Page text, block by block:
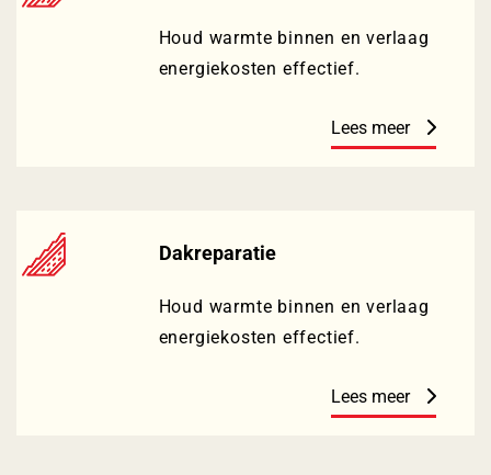
Houd warmte binnen en verlaag
energiekosten effectief.
Lees meer
Dakreparatie
Houd warmte binnen en verlaag
energiekosten effectief.
Lees meer